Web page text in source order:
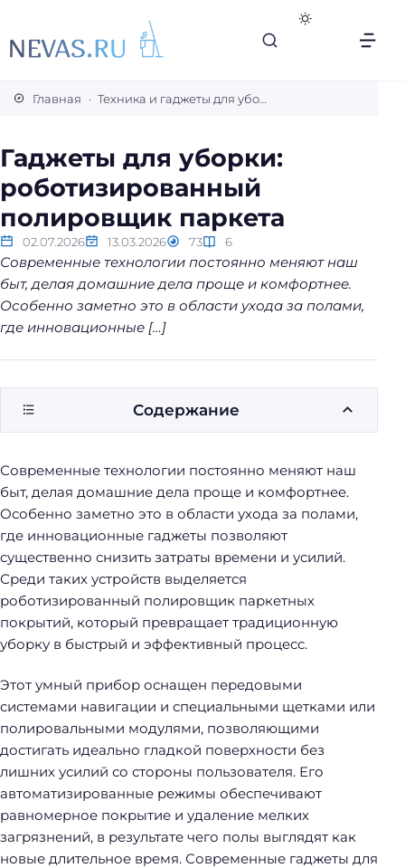
е
к
р
е
т
ы
л
е
г
к
о
р
к
и
Главная Техника и гаджеты для уборки
Гаджеты для уборки:
роботизированный
полировщик паркета
02.07.2026 13.03.2026 73 6
Современные технологии постоянно меняют наш
быт, делая домашние дела проще и комфортнее.
Особенно заметно это в области ухода за полами,
где инновационные […]
Современные технологии постоянно меняют наш
быт, делая домашние дела проще и комфортнее.
Особенно заметно это в области ухода за полами,
где инновационные гаджеты позволяют
существенно снизить затраты времени и усилий.
Среди таких устройств выделяется
роботизированный полировщик паркетных
покрытий, который превращает традиционную
уборку в быстрый и эффективный процесс.
Этот умный прибор оснащен передовыми
системами навигации и специальными щетками или
полировальными модулями, позволяющими
достигать идеально гладкой поверхности без
лишних усилий со стороны пользователя. Его
автоматизированные режимы обеспечивают
равномерное покрытие и удаление мелких
загрязнений, в результате чего полы выглядят как
новые длительное время. Современные гаджеты для
Содержание